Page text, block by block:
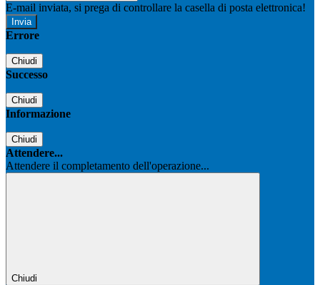
E-mail inviata, si prega di controllare la casella di posta elettronica!
Errore
Chiudi
Successo
Chiudi
Informazione
Chiudi
Attendere...
Attendere il completamento dell'operazione...
Chiudi